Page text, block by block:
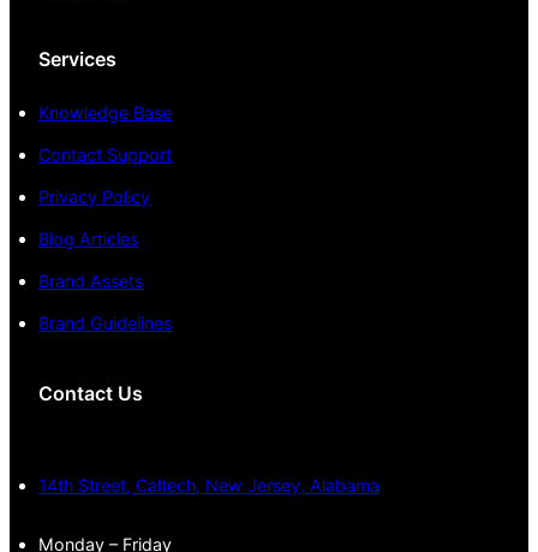
Services
Knowledge Base
Contact Support
Privacy Policy
Blog Articles
Brand Assets
Brand Guidelines
Contact Us
14th Street, Caltech, New Jersey, Alabama
Monday – Friday